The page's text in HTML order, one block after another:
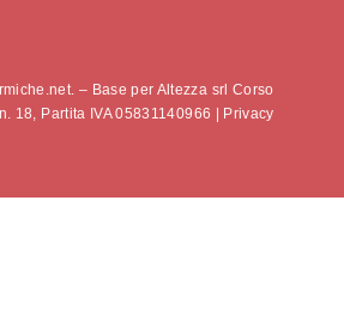
– Base per Altezza srl Corso
18, Partita IVA 05831140966 |
Privacy